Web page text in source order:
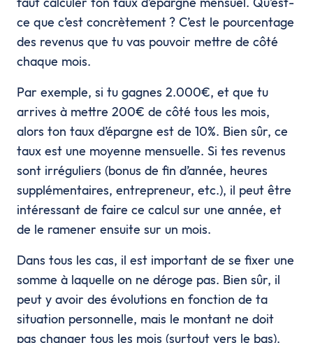
ce que c’est concrètement ? C’est le pourcentage
des revenus que tu vas pouvoir mettre de côté
chaque mois.
Par exemple, si tu gagnes 2.000€, et que tu
arrives à mettre 200€ de côté tous les mois,
alors ton taux d’épargne est de 10%. Bien sûr, ce
taux est une moyenne mensuelle. Si tes revenus
sont irréguliers (bonus de fin d’année, heures
supplémentaires, entrepreneur, etc.), il peut être
intéressant de faire ce calcul sur une année, et
de le ramener ensuite sur un mois.
Dans tous les cas, il est important de se fixer une
somme à laquelle on ne déroge pas. Bien sûr, il
peut y avoir des évolutions en fonction de ta
situation personnelle, mais le montant ne doit
pas changer tous les mois (surtout vers le bas).